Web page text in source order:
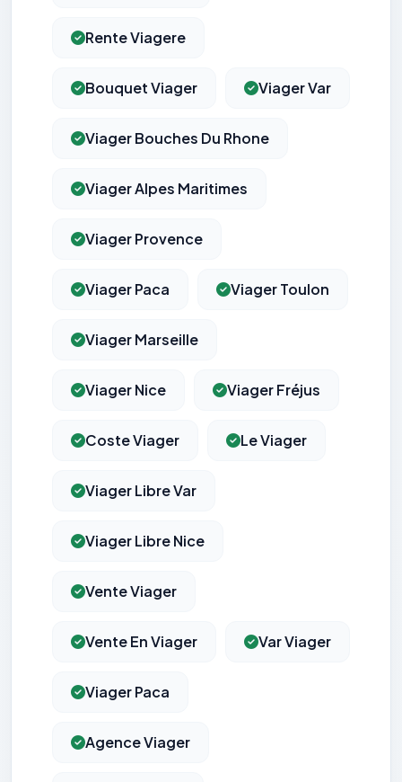
Rente Viagere
Bouquet Viager Viager Var
Viager Bouches Du Rhone
Viager Alpes Maritimes
Viager Provence
Viager Paca Viager Toulon
Viager Marseille
Viager Nice Viager Fréjus
Coste Viager Le Viager
Viager Libre Var
Viager Libre Nice
Vente Viager
Vente En Viager Var Viager
Viager Paca
Agence Viager